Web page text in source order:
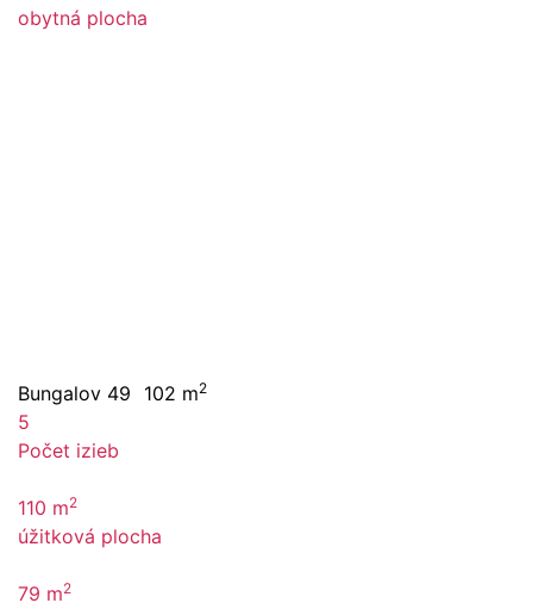
obytná plocha
Bungalov 49 102 m2
5
Počet izieb
110 m2
úžitková plocha
79 m2